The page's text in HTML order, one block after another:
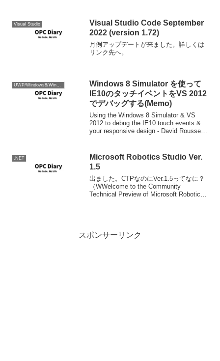
Visual Studio
Visual Studio Code September
2022 (version 1.72)
月例アップデートが来ました。詳しくは
リンク先へ。
Windows 8 Simulator を使って
IE10のタッチイベントをVS 2012
でデバッグする(Memo)
Using the Windows 8 Simulator & VS
2012 to debug the IE10 touch events &
your responsive design - David Rousset -
.NET
Microsoft Robotics Studio Ver.
1.5
出ました。CTPなのにVer.1.5ってなに？
（WWelcome to the Community
Technical Preview of Microsoft Robotics
スポンサーリンク